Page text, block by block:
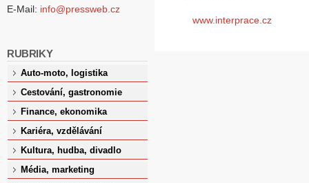
E-Mail: info@pressweb.cz
RUBRIKY
Auto-moto, logistika
Cestování, gastronomie
Finance, ekonomika
Kariéra, vzdělávání
Kultura, hudba, divadlo
Média, marketing
www.interprace.cz